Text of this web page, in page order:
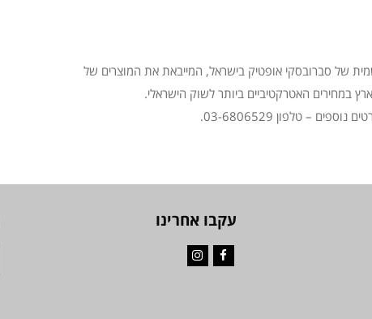
של סברובסקי אופטיק בישראל, המייבאת את המוצרים של
במחירים האטרקטיביים ביותר לשוק הישראלי.
– טלפון 03-6806529.
עקבו אחרינו